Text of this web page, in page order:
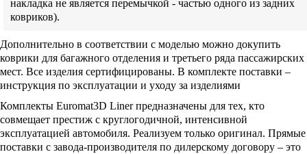
накладка не является перемычкой - частью одного из задних
ковриков).
Дополнительно в соответствии с моделью можно докупить
коврики для багажного отделения и третьего ряда пассажирских
мест. Все изделия сертифицированы. В комплекте поставки –
инструкция по эксплуатации и уходу за изделиями
Комплекты Euromat3D Liner предназначены для тех, кто
совмещает престиж с круглогодичной, интенсивной
эксплуатацией автомобиля. Реализуем только оригинал. Прямые
поставки с завода-производителя по дилерскому договору – это